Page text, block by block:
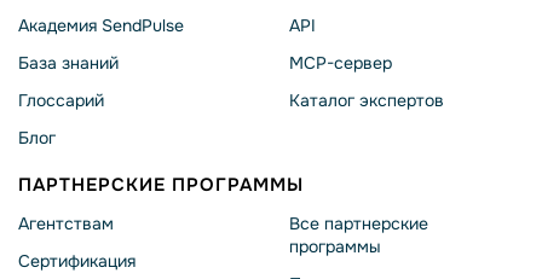
Академия SendPulse
База знаний
Глоссарий
Блог
API
MCP-сервер
Каталог экспертов
ПАРТНЕРСКИЕ ПРОГРАММЫ
Агентствам
Сертификация
Все партнерские
программы